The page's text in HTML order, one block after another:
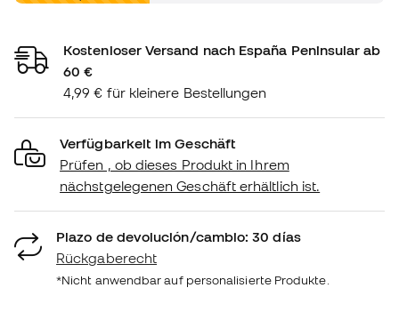
Kostenloser Versand nach España Peninsular ab
60 €
4,99 € für kleinere Bestellungen
Verfügbarkeit im Geschäft
Prüfen , ob dieses Produkt in Ihrem
nächstgelegenen Geschäft erhältlich ist.
Plazo de devolución/cambio: 30 días
Rückgaberecht
*Nicht anwendbar auf personalisierte Produkte.